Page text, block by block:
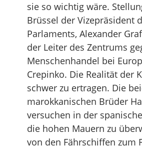
sie so wichtig wäre.
Brüssel der Vizepräsident
Parlaments, Alexander
der Leiter des Zentrums
Menschenhandel bei
Crepinko. Die Realität der
schwer zu ertragen. Die
marokkanischen Brüder
versuchen in der
die hohen Mauern zu
von den Fährschiffen zum